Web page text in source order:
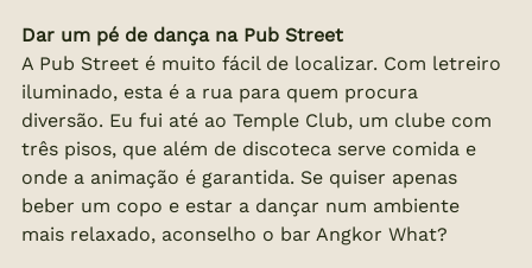
Dar um pé de dança na Pub Street
A Pub Street é muito fácil de localizar. Com letreiro
iluminado, esta é a rua para quem procura
diversão. Eu fui até ao Temple Club, um clube com
três pisos, que além de discoteca serve comida e
onde a animação é garantida. Se quiser apenas
beber um copo e estar a dançar num ambiente
mais relaxado, aconselho o bar Angkor What?